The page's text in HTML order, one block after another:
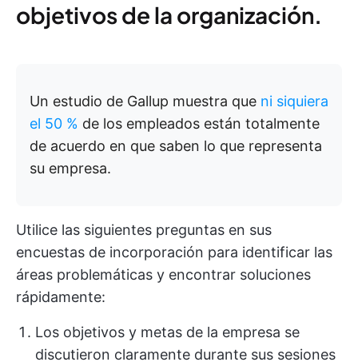
objetivos de la organización.
Un estudio de Gallup muestra que ni siquiera
el 50 % de los empleados están totalmente
de acuerdo en que saben lo que representa
su empresa.
Utilice las siguientes preguntas en sus
encuestas de incorporación para identificar las
áreas problemáticas y encontrar soluciones
rápidamente:
Los objetivos y metas de la empresa se
discutieron claramente durante sus sesiones